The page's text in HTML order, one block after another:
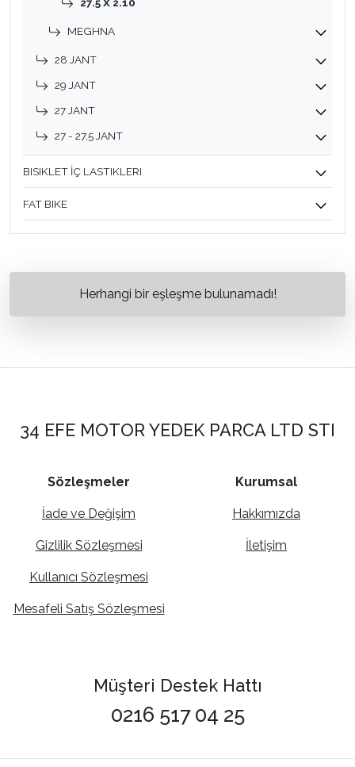
MEGHNA
28 JANT
29 JANT
27 JANT
27 - 27,5 JANT
BISIKLET İÇ LASTIKLERI
FAT BIKE
Herhangi bir eşleşme bulunamadı!
34 EFE MOTOR YEDEK PARCA LTD STI
Sözleşmeler
İade ve Değişim
Gizlilik Sözleşmesi
Kullanıcı Sözleşmesi
Mesafeli Satış Sözleşmesi
Kurumsal
Hakkımızda
İletişim
Müşteri Destek Hattı
0216 517 04 25